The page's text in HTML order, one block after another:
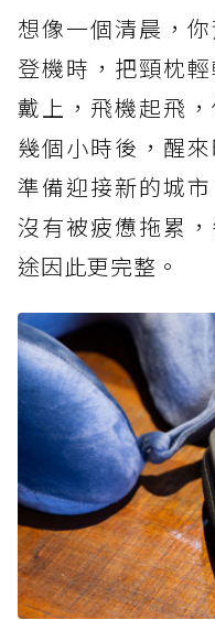
想像一個清晨，
登機時，把頸枕
戴上，飛機起飛
幾個小時後，醒
準備迎接新的城
沒有被疲憊拖累
途因此更完整。